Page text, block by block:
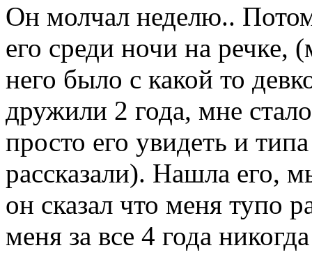
Он молчал неделю..
его среди ночи на речке,
него было с какой то
дружили 2 года, мне
просто его увидеть и
рассказали). Нашла его,
он сказал что меня тупо
меня за все 4 года